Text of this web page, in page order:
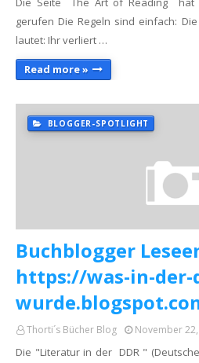
gerufen Die Regeln sind einfach:
lautet: Ihr verliert …
Read more »
BLOGGER-SPOTLIGHT
Buchblogger
https://was-in-der-
Thorti´s Bücher Blog November
Die "Literatur in der DDR "